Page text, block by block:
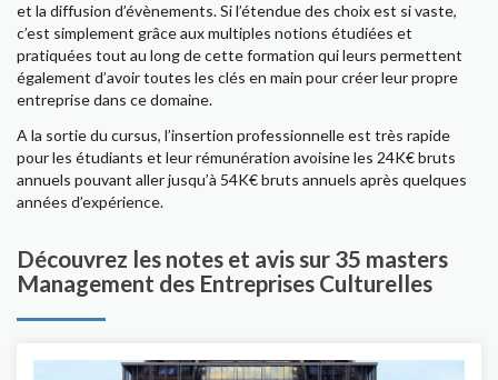
et la diffusion d’évènements. Si l’étendue des choix est si vaste,
c’est simplement grâce aux multiples notions étudiées et
pratiquées tout au long de cette formation qui leurs permettent
également d’avoir toutes les clés en main pour créer leur propre
entreprise dans ce domaine.
A la sortie du cursus, l’insertion professionnelle est très rapide
pour les étudiants et leur rémunération avoisine les 24K€ bruts
annuels pouvant aller jusqu’à 54K€ bruts annuels après quelques
années d’expérience.
Découvrez les notes et avis sur 35 masters
Management des Entreprises Culturelles